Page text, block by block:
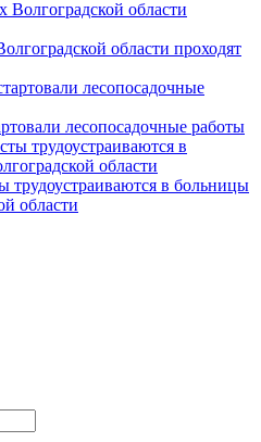
области проходят
лесопосадочные работы
трудоустраиваются в больницы
области